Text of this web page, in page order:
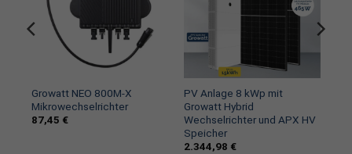
Growatt NEO 800M-X
Mikrowechselrichter
87,45 €
PV Anlage 8 kWp mit
Growatt Hybrid
Wechselrichter und APX HV
Speicher
2.344,98 €